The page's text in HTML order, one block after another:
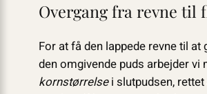
Overgang fra revne til
For at få den lappede revne til at
den omgivende puds arbejder vi
kornstørrelsei slutpudsen,